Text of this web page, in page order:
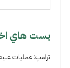
بست هاي
ترامپ: عملیات